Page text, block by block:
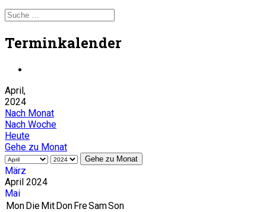
Terminkalender
April,
2024
Nach Monat
Nach Woche
Heute
Gehe zu Monat
Gehe zu Monat
März
April 2024
Mai
MonDieMitDonFreSamSon